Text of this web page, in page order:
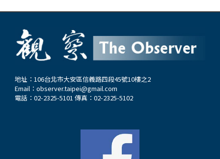
地址：106台北市大安區信義路四段45號10樓之2
Email： observer.taipei@gmail.com
電話：02-2325-5101 傳真：02-2325-5102